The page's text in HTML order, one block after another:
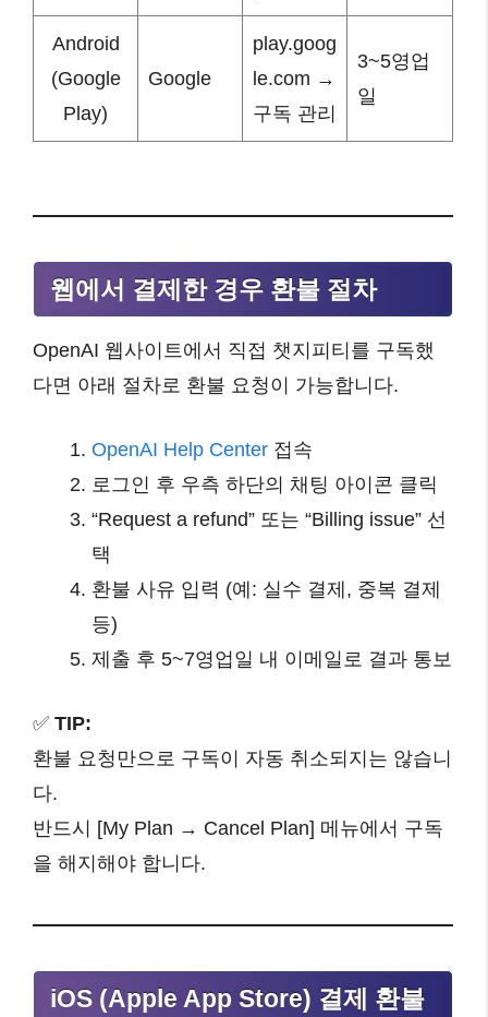
Android
(Google
Play)
Google
play.goog
le.com →
구독 관리
3~5영업
일
웹에서 결제한 경우 환불 절차
OpenAI 웹사이트에서 직접 챗지피티를 구독했
다면 아래 절차로 환불 요청이 가능합니다.
OpenAI Help Center 접속
로그인 후 우측 하단의 채팅 아이콘 클릭
“Request a refund” 또는 “Billing issue” 선
택
환불 사유 입력 (예: 실수 결제, 중복 결제
등)
제출 후 5~7영업일 내 이메일로 결과 통보
✅ TIP:
환불 요청만으로 구독이 자동 취소되지는 않습니
다.
반드시 [My Plan → Cancel Plan] 메뉴에서 구독
을 해지해야 합니다.
iOS (Apple App Store) 결제 환불